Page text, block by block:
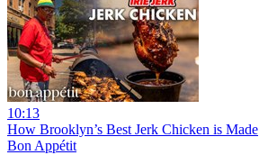
10:13
How Brooklyn’s Best Jerk Chicken is Made
Bon Appétit